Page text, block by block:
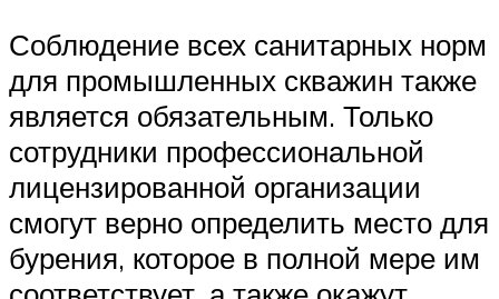
Соблюдение всех санитарных норм
для промышленных скважин также
является обязательным. Только
сотрудники профессиональной
лицензированной организации
смогут верно определить место для
бурения, которое в полной мере им